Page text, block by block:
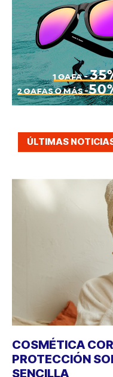
ÚLTIMAS
COSMÉTICA
PROTECCIÓN
SENCILLA